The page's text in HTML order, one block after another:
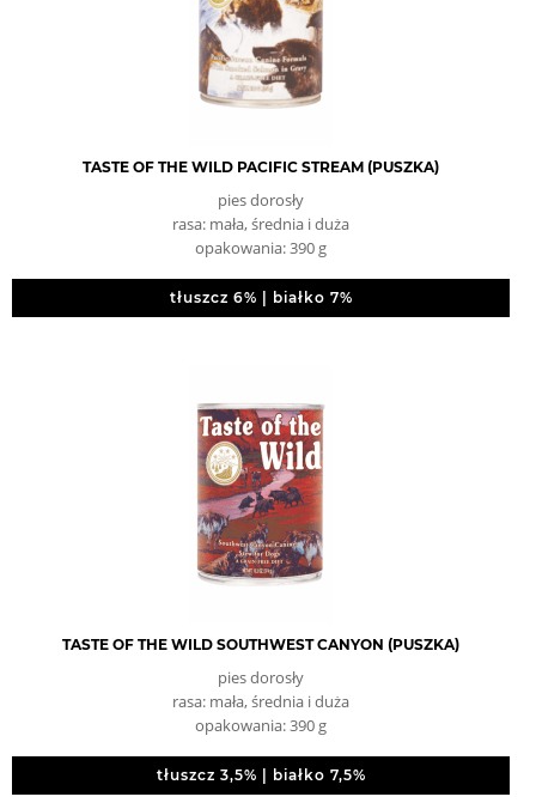
TASTE OF THE WILD PACIFIC STREAM (PUSZKA)
pies dorosły
rasa: mała, średnia i duża
opakowania: 390 g
tłuszcz 6% | białko 7%
TASTE OF THE WILD SOUTHWEST CANYON (PUSZKA)
pies dorosły
rasa: mała, średnia i duża
opakowania: 390 g
tłuszcz 3,5% | białko 7,5%